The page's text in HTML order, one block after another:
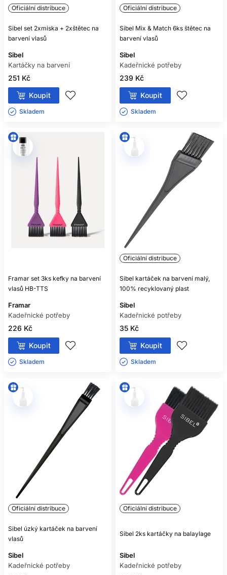
NANÁŠET VÍCE ODSTÍNŮ?
Během jedné služby je bezpečnější použít samostatný
štětec pro každou recepturu.
PROČ ZŮSTALY NĚKTERÉ
PRAMENY NEDOBARVENÉ?
nerovnoměrné nasycení.
KDY ŠTĚTEC VYMĚNIT?
Pokud má deformované štětiny, prasklou rukojeť nebo jej
nelze hygienicky vyčistit.
Oficiální distribuce
Sibel set 2xmiska + 2xštětec na
barvení vlasů
Sibel
Kartáčky na barvení
251 Kč
Koupit
Skladem ㅤ
Oficiální distribuce
Sibel Mix & Match 6ks štětec na
barvení vlasů
Sibel
Kadeřnické potřeby
239 Kč
Koupit
Skladem ㅤ
Framar set 3ks kefky na barvení
vlasů HB-TTS
Framar
Kadeřnické potřeby
226 Kč
Koupit
Skladem ㅤ
Oficiální distribuce
Sibel kartáček na barvení malý,
100% recyklovaný plast
Sibel
Kadeřnické potřeby
35 Kč
Koupit
Skladem ㅤ
Oficiální distribuce
Sibel úzký kartáček na barvení
vlasů
Sibel
Kadeřnické potřeby
Oficiální distribuce
Sibel 2ks kartáčky na balaylage
Sibel
Kadeřnické potřeby